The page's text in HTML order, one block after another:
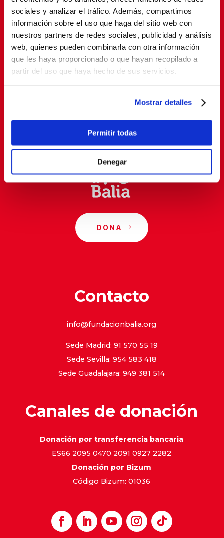
sociales y analizar el tráfico. Además, compartimos
información sobre el uso que haga del sitio web con
nuestros partners de redes sociales, publicidad y análisis
web, quienes pueden combinarla con otra información
que les haya proporcionado o que hayan recopilado a
partir del uso que haya hecho de sus servicios.
Mostrar detalles
Permitir todas
Denegar
DONA
Contacto
info@fundacionbalia.org
Sede Madrid: 91 570 55 19
Sede Sevilla: 954 583 418
Sede Guadalajara: 949 381 514
Canales de donación
Donación por transferencia bancaria
ES66 2095 0470 2091 0927 2282
Donación por Bizum
Código Bizum: 01036